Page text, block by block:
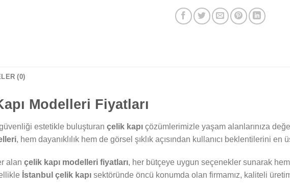
(0)
Modelleri Fiyatları
estetikle buluşturan çelik kapı çözümlerimizle yaşam alanlarınıza
, hem dayanıklılık hem de görsel şıklık açısından kullanıcı beklentilerini en
alan çelik kapı modelleri fiyatları, her bütçeye uygun seçenekler sunarak
İstanbul çelik kapı sektöründe öncü konumda olan firmamız, kaliteli